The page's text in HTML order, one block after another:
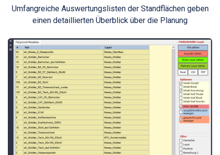
Umfangreiche Auswertungslisten der Standflächen geben
einen detaillierten Überblick über die Planung